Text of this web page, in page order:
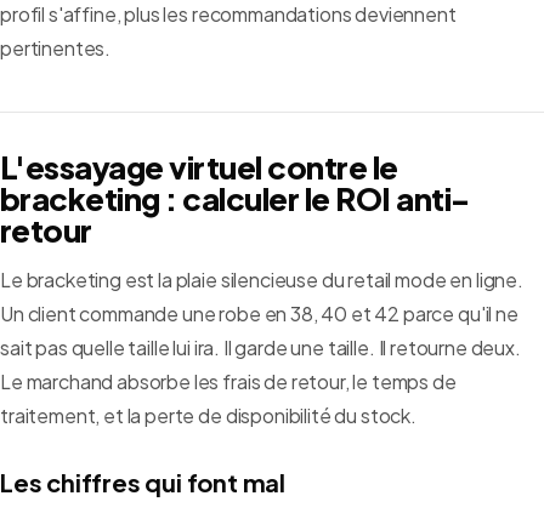
profil s'affine, plus les recommandations deviennent
pertinentes.
L'essayage virtuel contre le
bracketing : calculer le ROI anti-
retour
Le bracketing est la plaie silencieuse du retail mode en ligne.
Un client commande une robe en 38, 40 et 42 parce qu'il ne
sait pas quelle taille lui ira. Il garde une taille. Il retourne deux.
Le marchand absorbe les frais de retour, le temps de
traitement, et la perte de disponibilité du stock.
Les chiffres qui font mal